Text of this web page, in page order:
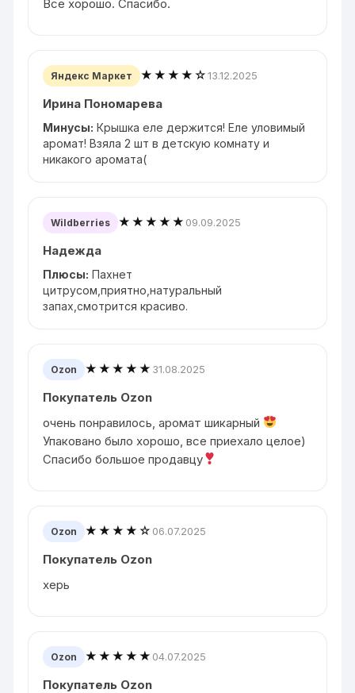
Все хорошо. Спасибо.
Яндекс Маркет ★★★★☆13.12.2025
Ирина Пономарева
Минусы: Крышка еле держится! Еле уловимый
аромат! Взяла 2 шт в детскую комнату и
никакого аромата(
Wildberries ★★★★★ 09.09.2025
Надежда
Плюсы: Пахнет
цитрусом,приятно,натуральный
запах,смотрится красиво.
Ozon ★★★★★ 31.08.2025
Покупатель Ozon
очень понравилось, аромат шикарный
Упаковано было хорошо, все приехало целое)
Спасибо большое продавцу
Ozon ★★★★☆ 06.07.2025
Покупатель Ozon
херь
Ozon ★★★★★ 04.07.2025
Покупатель Ozon